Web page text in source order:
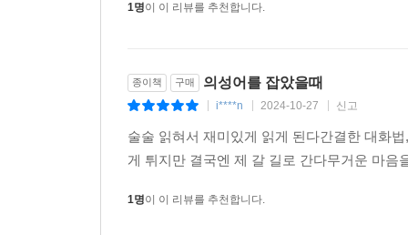
알아챈다. 그러면서도 아무것도 모르는 척 무
독자들의 마음에도 온기를 전한다.
『탱탱볼』에서는 사건을 해결해 나가는 미스터
쌍둥이 문제를 풀어 나간다. 하나는 엄마가 남긴
아이들이 사건의 벽 앞에서 막막해할 때마다 “
1명이 이 리뷰를 추천합니다.
종이책 구매 의성어를 잡았을때
i****n 2024-10-27 신고
술술 읽혀서 재미있게 읽게 된다간결한 대화
게 튀지만 결국엔 제 갈 길로 간다무거운 마
1명이 이 리뷰를 추천합니다.